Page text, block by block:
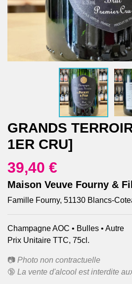
GRANDS
1ER CRU]
39,40 €
Maison Veuve Fourny &
Famille Fourny, 51130 Blancs-
Champagne AOC • Bulles • Autre
Prix Unitaire TTC, 75cl.
📷 Photo non contractuelle
🔞 La vente d'alcool est interdite